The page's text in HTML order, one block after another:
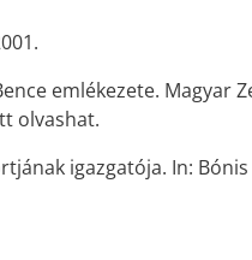
emlékezete.
olvashat.
igazgatója. In: